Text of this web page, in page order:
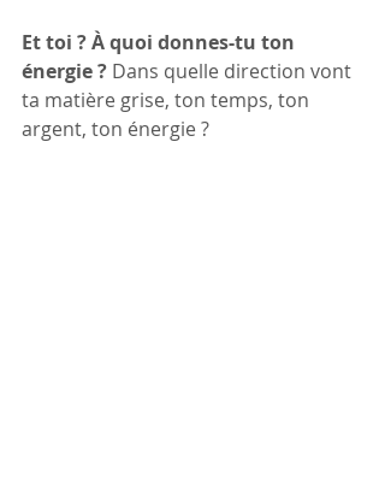
Et toi ? À quoi donnes-tu ton
énergie ? Dans quelle direction vont
ta matière grise, ton temps, ton
argent, ton énergie ?